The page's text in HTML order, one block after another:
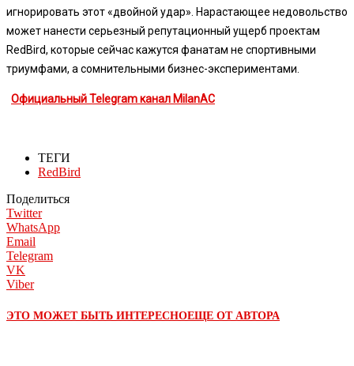
игнорировать этот «двойной удар». Нарастающее недовольство
может нанести серьезный репутационный ущерб проектам
RedBird, которые сейчас кажутся фанатам не спортивными
триумфами, а сомнительными бизнес-экспериментами.
Официальный Telegram канал MilanAC
ТЕГИ
RedBird
Поделиться
Twitter
WhatsApp
Email
Telegram
VK
Viber
ЭТО МОЖЕТ БЫТЬ ИНТЕРЕСНОЕЩЕ ОТ АВТОРА